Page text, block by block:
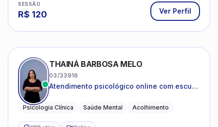
SESSÃO
R$ 120 Ver Perfil
THAINÁ BARBOSA MELO
03/33916
Atendimento psicológico online com escuta
emocional
Psicologia Clínica Saúde Mental Acolhimento